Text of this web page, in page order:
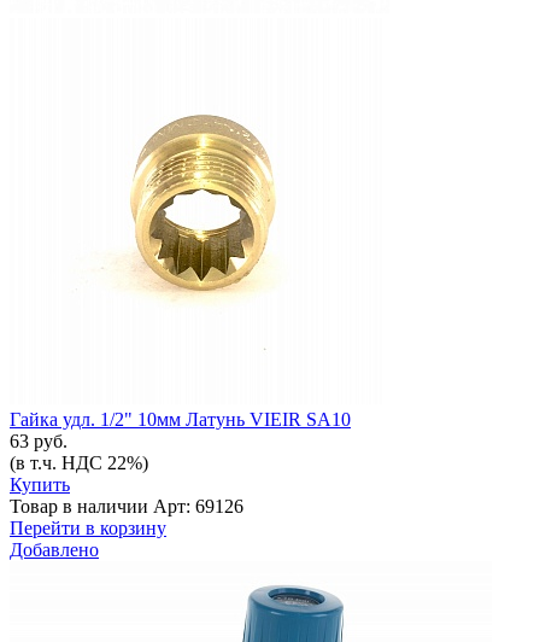
Гайка удл. 1/2" 10мм Латунь VIEIR SA10
63 руб.
(в т.ч. НДС 22%)
Купить
Товар в наличии Арт: 69126
Перейти в корзину
Добавлено